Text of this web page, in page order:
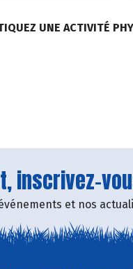
UNE ACTIVITÉ
inscrivez-
et nos